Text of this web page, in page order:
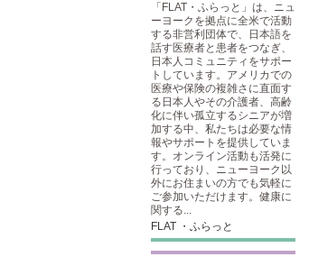
「FLAT・ふらっと」は、ニュ
ーヨークを拠点に全米で活動
する非営利団体で、日本語を
話す医療者と患者をつなぎ、
日本人コミュニティをサポー
トしています。アメリカでの
医療や保険の複雑さに直面す
る日本人やその介護者、高齢
化に伴い孤立するシニアが増
加する中、私たちは必要な情
報やサポートを提供していま
す。オンライン活動も活発に
行っており、ニューヨーク以
外にお住まいの方でも気軽に
ご参加いただけます。健康に
関する...
FLAT ・ふらっと